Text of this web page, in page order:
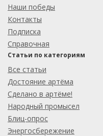
Наши победы
Контакты
Подписка
Справочная
Статьи по категориям
Все статьи
Достояние артёма
Сделано в артёме!
Народный промысел
Блиц-опрос
Энергосбережение